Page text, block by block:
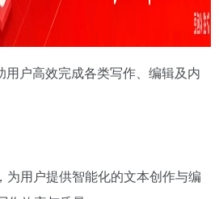
户高效完成各类写作、编辑及内
，为用户提供智能化的文本创作与编